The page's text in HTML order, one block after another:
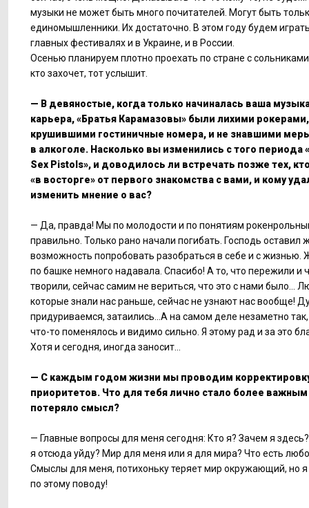
музыки не может быть много почитателей. Могут быть
единомышленники. Их достаточно. В этом году будем
главных фестивалях и в Украине, и в России.
Осенью планируем плотно проехать по стране с
кто захочет, тот услышит.
— В девяностые, когда только начиналась ваша
карьера, «Братья Карамазовы» были лихими рокерами,
крушившими гостиничные номера, и не знавшими
в алкоголе. Насколько вы изменились с того периода
Sex Pistols», и доводилось ли встречать позже тех,
«в восторге» от первого знакомства с вами, и кому
изменить мнение о вас?
— Да, правда! Мы по молодости и по понятиям
правильно. Только рано начали погибать. Господь оставил
возможность попробовать разобраться в себе и с жизнью.
по башке немного надавала. Спасибо! А то, что пережили и
творили, сейчас самим не вериться, что это с нами было...
которые знали нас раньше, сейчас не узнают нас вообще!
придуриваемся, затаились...А на самом деле незаметно
что-то поменялось и видимо сильно. Я этому рад и за это
Хотя и сегодня, иногда заносит...
— С каждым годом жизни мы проводим
приоритетов. Что для тебя лично стало более важным
потеряло смысл?
— Главные вопросы для меня сегодня: Кто я? Зачем я
я отсюда уйду? Мир для меня или я для мира? Что есть
Смыслы для меня, потихоньку теряет мир окружающий, но
по этому поводу!